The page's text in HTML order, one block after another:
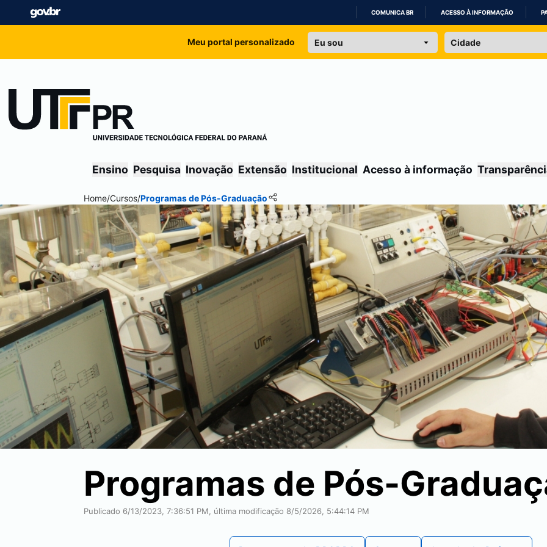
IR
COMUNICA BR ACESSO À INFORMAÇÃO
Meu portal personalizado
Ensino Pesquisa Inovação Extensão Institucional Acesso à informação
Home/Cursos/Programas de Pós-Graduação
Programas de Pós-
Publicado 6/13/2023, 7:36:51 PM, última modificação 8/5/2026, 5:44:14 PM